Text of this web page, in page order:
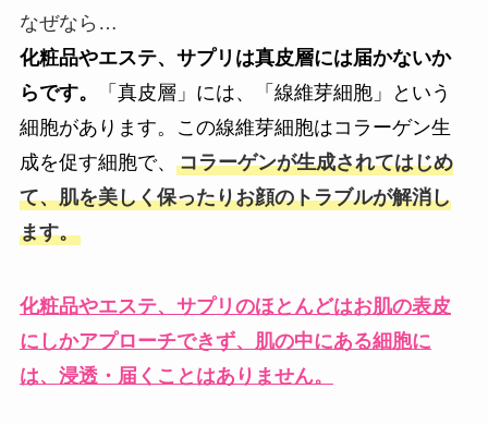
なぜなら…
化粧品やエステ、サプリは真皮層には届かないか
らです。
「真皮層」には、「線維芽細胞」という
細胞があります。この線維芽細胞はコラーゲン生
成を促す細胞で、 コラーゲンが生成されてはじめ
て、肌を美しく保ったりお顔のトラブルが解消し
ます。
化粧品やエステ、サプリのほとんどはお肌の表皮
にしかアプローチできず、肌の中にある細胞に
は、浸透・届くことはありません。